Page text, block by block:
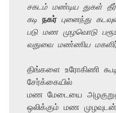
சகடம் மண்டிய துகள் தீர்
கடி நகர் புனைந்து
படு மண முழவொடு
வதுவை மண்ணிய
திங்களை உரோகிணி
சேர்க்கையில்
மண மேடையை
ஒலிக்கும் மண